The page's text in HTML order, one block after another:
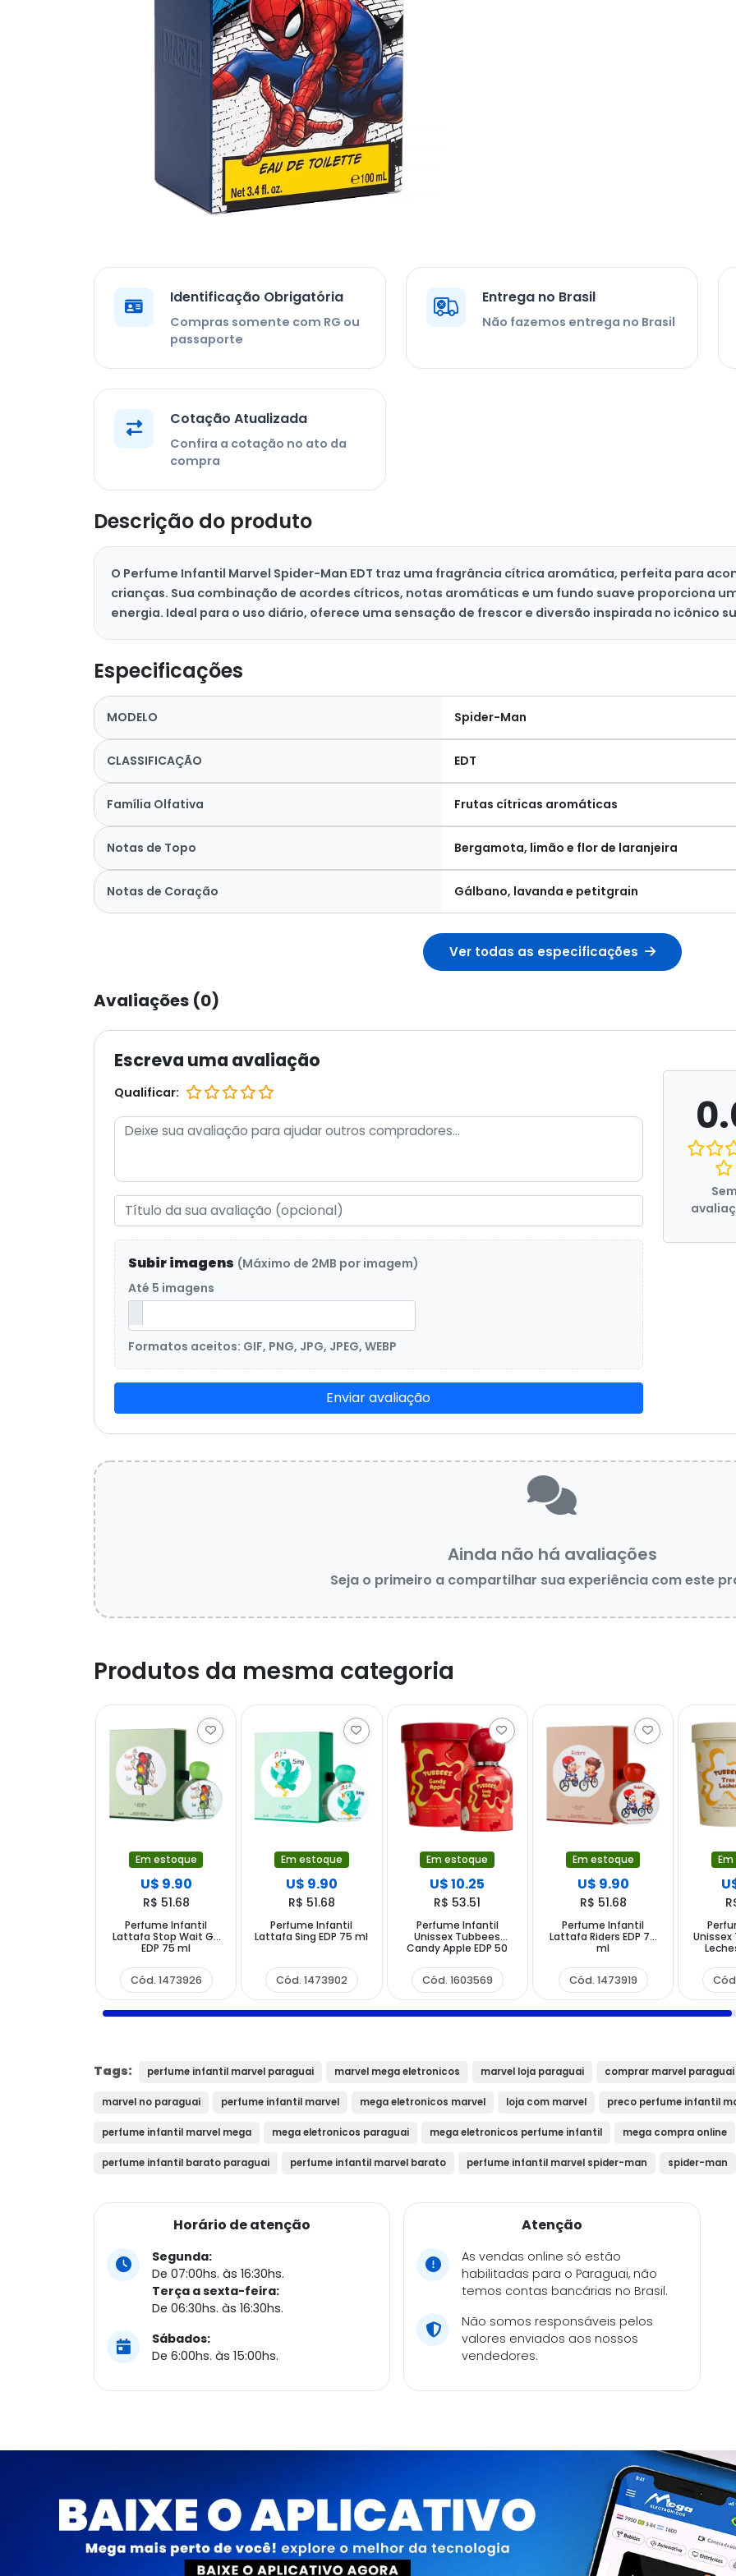
Identificação Obrigatória
Compras somente com RG ou
passaporte
Entrega no Brasil
Não fazemos entrega no Brasil
Cotação Atualizada
Confira a cotação no ato da
compra
Descrição do produto
O Perfume Infantil Marvel Spider-Man EDT traz uma fragrância cítrica aromática, perfeita para
crianças. Sua combinação de acordes cítricos, notas aromáticas e um fundo suave proporciona
energia. Ideal para o uso diário, oferece uma sensação de frescor e diversão inspirada no icônico
Especificações
MODELO Spider-Man
CLASSIFICAÇÃO EDT
Família Olfativa Frutas cítricas aromáticas
Notas de Topo Bergamota, limão e flor de laranjeira
Notas de Coração Gálbano, lavanda e petitgrain
Ver todas as especificações
Avaliações (0)
Escreva uma avaliação
Qualificar:
Subir imagens (Máximo de 2MB por imagem)
Até 5 imagens
Formatos aceitos: GIF, PNG, JPG, JPEG, WEBP
Enviar avaliação
Ainda não há avaliações
Seja o primeiro a compartilhar sua experiência com este
Produtos da mesma categoria
Em estoque
U$ 9.90
R$ 51.68
Perfume Infantil
Lattafa Stop Wait Go
EDP 75 ml
Cód. 1473926
Em estoque
U$ 9.90
R$ 51.68
Perfume Infantil
Lattafa Sing EDP 75 ml
Cód. 1473902
Em estoque
U$ 10.25
R$ 53.51
Perfume Infantil
Unissex Tubbees
Candy Apple EDP 50
Cód. 1603569
Em estoque
U$ 9.90
R$ 51.68
Perfume Infantil
Lattafa Riders EDP 75
ml
Cód. 1473919
Unissex
Tags: perfume infantil marvel paraguai marvel mega eletronicos marvel loja paraguai comprar marvel paraguai
marvel no paraguai perfume infantil marvel mega eletronicos marvel loja com marvel preco perfume infantil
perfume infantil marvel mega mega eletronicos paraguai mega eletronicos perfume infantil mega compra online
perfume infantil barato paraguai perfume infantil marvel barato perfume infantil marvel spider-man spider-man
Horário de atenção
Segunda:
De 07:00hs. às 16:30hs.
Terça a sexta-feira:
De 06:30hs. às 16:30hs.
Sábados:
De 6:00hs. às 15:00hs.
Atenção
As vendas online só estão
habilitadas para o Paraguai, não
temos contas bancárias no Brasil.
Não somos responsáveis pelos
valores enviados aos nossos
vendedores.